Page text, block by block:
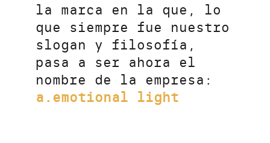
la marca en la que, lo
que siempre fue nuestro
slogan y filosofía,
pasa a ser ahora el
nombre de la empresa:
a.emotional light